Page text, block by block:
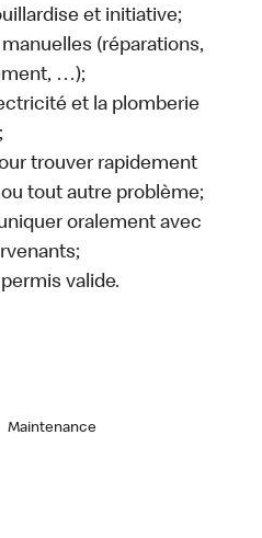
et initiative;
(réparations,
…);
et la plomberie
trouver rapidement
tout autre problème;
oralement avec
valide.
Maintenance